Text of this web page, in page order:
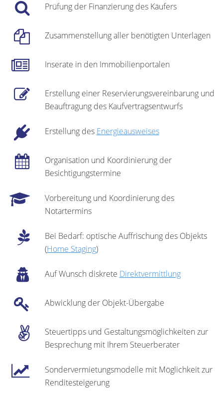
Prüfung der Finanzierung des Käufers
Zusammenstellung aller benötigten Unterlagen
Inserate in den Immobilienportalen
Erstellung einer Reservierungsvereinbarung und
Beauftragung des Kaufvertragsentwurfs
Erstellung des Energieausweises
Organisation und Koordinierung der
Besichtigungstermine
Vorbereitung und Koordinierung des
Notartermins
Bei Bedarf: optische Auffrischung des Objekts
(Home Staging)
Auf Wunsch diskrete Direktvermittlung
Abwicklung der Objekt-Übergabe
Steuertipps und Gestaltungsmöglichkeiten zur
Besprechung mit Ihrem Steuerberater
Sondervermietungsmodelle mit Möglichkeit zur
Renditesteigerung